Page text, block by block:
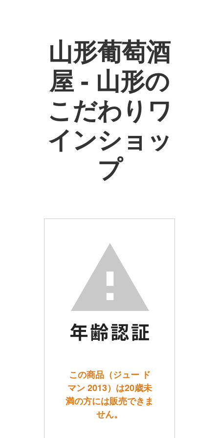
山形葡萄酒
屋 - 山形の
こだわりワ
インショッ
プ
この商品（ジュー ド
マン 2013）は20歳未
満の方には販売できま
せん。